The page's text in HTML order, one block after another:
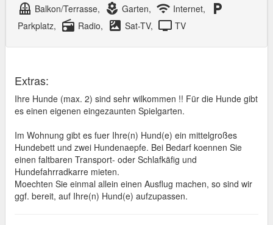
balcony Balkon/Terrasse, local_florist Garten, wifi Internet, local_parking
Parkplatz, radio Radio, satellite Sat-TV, tv TV
Extras:
Ihre Hunde (max. 2) sind sehr wilkommen !! Für die Hunde gibt
es einen eigenen eingezaunten Spielgarten.
Im Wohnung gibt es fuer Ihre(n) Hund(e) ein mittelgroßes
Hundebett und zwei Hundenaepfe. Bei Bedarf koennen Sie
einen faltbaren Transport- oder Schlafkäfig und
Hundefahrradkarre mieten.
Moechten Sie einmal allein einen Ausflug machen, so sind wir
ggf. bereit, auf Ihre(n) Hund(e) aufzupassen.